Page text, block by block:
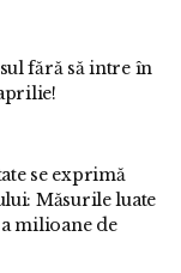
fără să intre în
se exprimă
Măsurile luate
milioane de